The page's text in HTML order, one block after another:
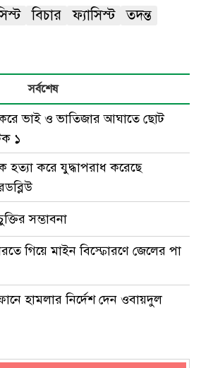
বিচার ফ্যাসিস্ট
তদন্ত
সর্বশেষ
করে ভাই ও ভাতিজার আঘাতে ছোট
১
হত্যা করে যুদ্ধাপরাধ করেছে
সম্ভাবনা
গিয়ে মাইন বিস্ফোরণে জেলের পা
হামলার নির্দেশ দেন ওবায়দুল